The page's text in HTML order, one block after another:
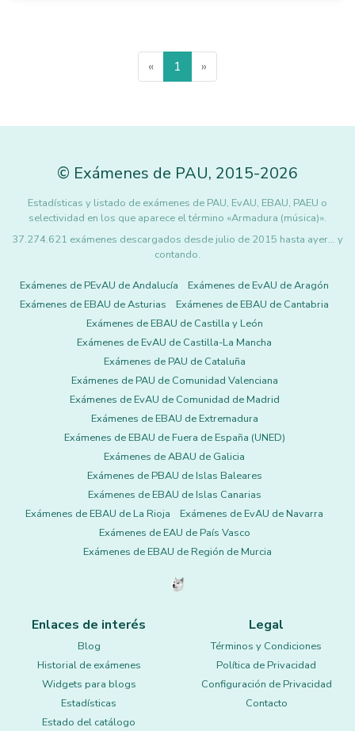
« 1 »
© Exámenes de PAU, 2015-2026
Estadísticas y listado de exámenes de PAU, EvAU, EBAU, PAEU o
selectividad en los que aparece el término «Armadura (música)».
37.274.621 exámenes descargados desde julio de 2015 hasta ayer... y
contando.
Exámenes de PEvAU de Andalucía
Exámenes de EvAU de Aragón
Exámenes de EBAU de Asturias
Exámenes de EBAU de Cantabria
Exámenes de EBAU de Castilla y León
Exámenes de EvAU de Castilla-La Mancha
Exámenes de PAU de Cataluña
Exámenes de PAU de Comunidad Valenciana
Exámenes de EvAU de Comunidad de Madrid
Exámenes de EBAU de Extremadura
Exámenes de EBAU de Fuera de España (UNED)
Exámenes de ABAU de Galicia
Exámenes de PBAU de Islas Baleares
Exámenes de EBAU de Islas Canarias
Exámenes de EBAU de La Rioja
Exámenes de EvAU de Navarra
Exámenes de EAU de País Vasco
Exámenes de EBAU de Región de Murcia
Enlaces de interés
Blog
Historial de exámenes
Widgets para blogs
Estadísticas
Estado del catálogo
Legal
Términos y Condiciones
Política de Privacidad
Configuración de Privacidad
Contacto